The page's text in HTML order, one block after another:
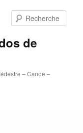
de
– Canoë –